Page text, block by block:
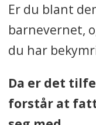
Er du blant
barnevernet,
du har
Da er det
forstår at